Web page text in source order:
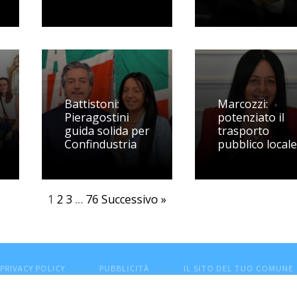
Battistoni:
Pieragostini
guida solida per
Confindustria
Marcozzi:
potenziato il
trasporto
pubblico locale
1 2 3 … 76 Successivo »
PRIVACY POLICY PUBBLICITÀ IL SITO DEL TUO COMUNE